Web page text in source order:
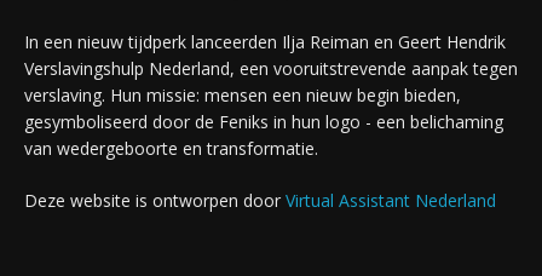
In een nieuw tijdperk lanceerden Ilja Reiman en Geert Hendrik
Verslavingshulp Nederland, een vooruitstrevende aanpak tegen
verslaving. Hun missie: mensen een nieuw begin bieden,
gesymboliseerd door de Feniks in hun logo - een belichaming
van wedergeboorte en transformatie.
Deze website is ontworpen door Virtual Assistant Nederland